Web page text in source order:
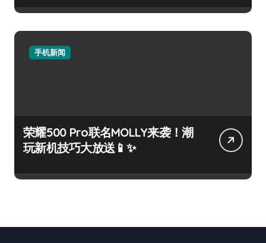
手机新闻
荣耀500 Pro联名MOLLY来袭！潮
玩新机技巧大放送📱✨